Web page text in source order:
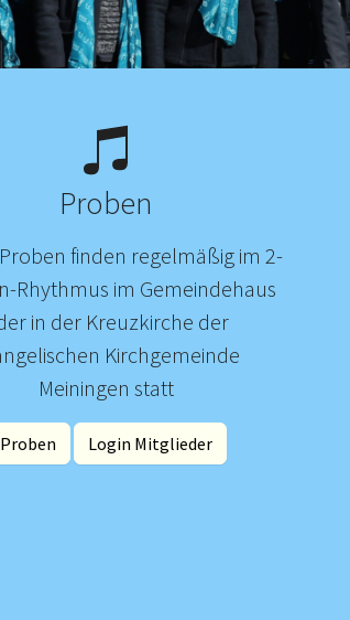
Proben
finden regelmäßig im 2-
Rhythmus im Gemeindehaus
in der Kreuzkirche der
Kirchgemeinde
Meiningen statt
Proben Login Mitglieder